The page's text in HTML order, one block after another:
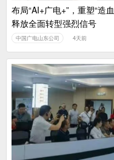
布局“AI+广电+”，重塑“造
释放全面转型强烈信号
中国广电山东公司 4天前